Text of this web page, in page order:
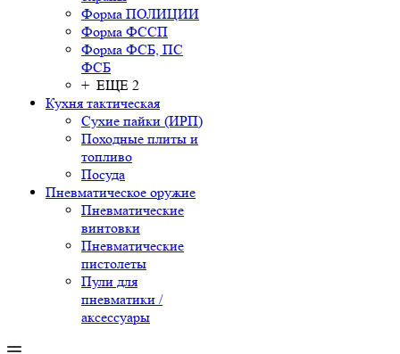
Форма ПОЛИЦИИ
Форма ФССП
Форма ФСБ, ПС
ФСБ
+ ЕЩЕ 2
Кухня тактическая
Сухие пайки (ИРП)
Походные плиты и
топливо
Посуда
Пневматическое оружие
Пневматические
винтовки
Пневматические
пистолеты
Пули для
пневматики /
аксессуары